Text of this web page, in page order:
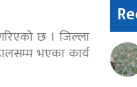
छ । जिल्ला
भएका कार्य